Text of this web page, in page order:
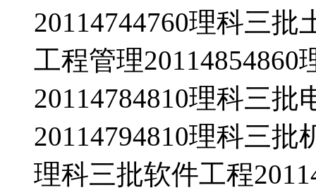
20114744760理科三批
工程管理
20114784810理科三
20114794810理科三批
理科三批软件工程